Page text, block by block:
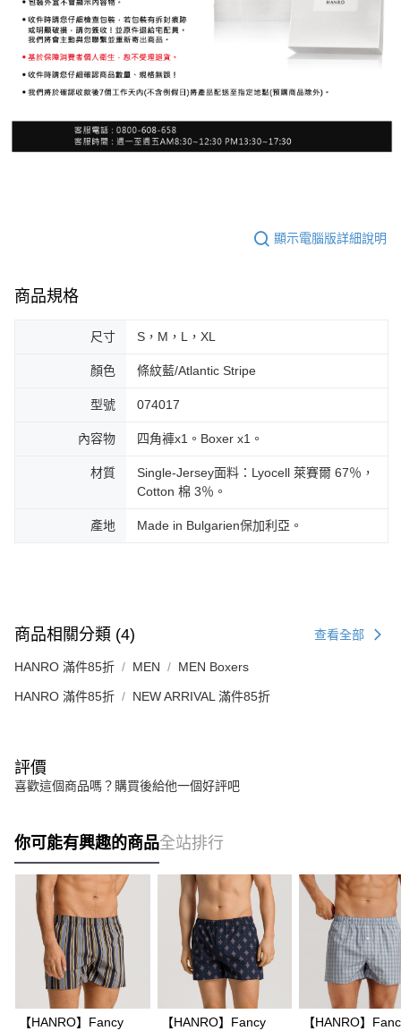
顯示電腦版詳細說明
商品規格
尺寸 S，M，L，XL
顏色 條紋藍/Atlantic Stripe
型號 074017
內容物 四角褲x1。Boxer x1。
材質
Single-Jersey面料：Lyocell 萊賽爾 67％，
Cotton 棉 3％。
產地 Made in Bulgarien保加利亞。
商品相關分類 (4) 查看全部
HANRO 滿件85折 MEN MEN Boxers
HANRO 滿件85折 NEW ARRIVAL 滿件85折
評價
喜歡這個商品嗎？購買後給他一個好評吧
你可能有興趣的商品全站排行
【HANRO】Fancy 【HANRO】Fancy 【HANRO】